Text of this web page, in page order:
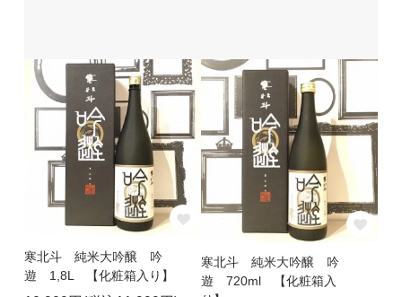
寒北斗 純米大吟醸 吟
遊 1,8L 【化粧箱入り】
寒北斗 純米大吟醸 吟
遊 720ml 【化粧箱入